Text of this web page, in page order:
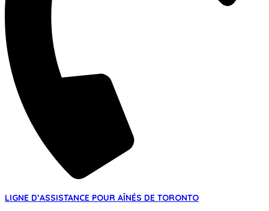
LIGNE D’ASSISTANCE POUR AÎNÉS DE TORONTO